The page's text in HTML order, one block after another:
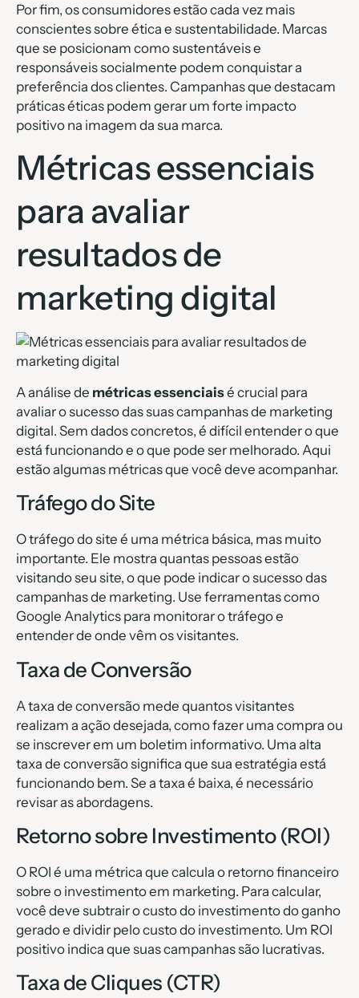
Por fim, os consumidores estão cada vez mais
conscientes sobre ética e sustentabilidade. Marcas
que se posicionam como sustentáveis e
responsáveis socialmente podem conquistar a
preferência dos clientes. Campanhas que destacam
práticas éticas podem gerar um forte impacto
positivo na imagem da sua marca.
Métricas essenciais
para avaliar
resultados de
marketing digital
A análise de métricas essenciaisé crucial para
avaliar o sucesso das suas campanhas de marketing
digital. Sem dados concretos, é difícil entender o que
está funcionando e o que pode ser melhorado. Aqui
estão algumas métricas que você deve acompanhar.
Tráfego do Site
O tráfego do site é uma métrica básica, mas muito
importante. Ele mostra quantas pessoas estão
visitando seu site, o que pode indicar o sucesso das
campanhas de marketing. Use ferramentas como
Google Analytics para monitorar o tráfego e
entender de onde vêm os visitantes.
Taxa de Conversão
A taxa de conversão mede quantos visitantes
realizam a ação desejada, como fazer uma compra ou
se inscrever em um boletim informativo. Uma alta
taxa de conversão significa que sua estratégia está
funcionando bem. Se a taxa é baixa, é necessário
revisar as abordagens.
Retorno sobre Investimento (ROI)
O ROI é uma métrica que calcula o retorno financeiro
sobre o investimento em marketing. Para calcular,
você deve subtrair o custo do investimento do ganho
gerado e dividir pelo custo do investimento. Um ROI
positivo indica que suas campanhas são lucrativas.
Taxa de Cliques (CTR)